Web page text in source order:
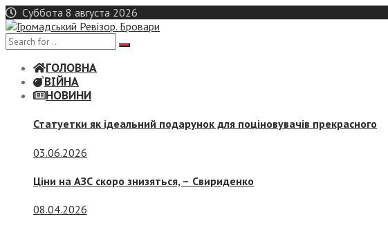
Skip
to
content
Суббота 8 августа 2026
ГОЛОВНА
ВІЙНА
НОВИНИ
Статуетки як ідеальний подарунок для поціновувачів прекрасного
03.06.2026
Ціни на АЗС скоро знизяться, – Свириденко
08.04.2026